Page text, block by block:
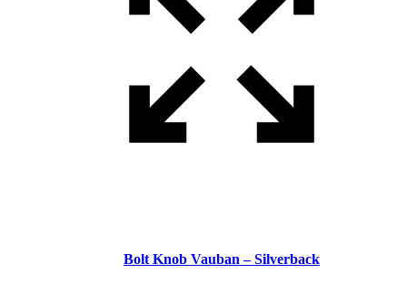
Bolt Knob Vauban – Silverback